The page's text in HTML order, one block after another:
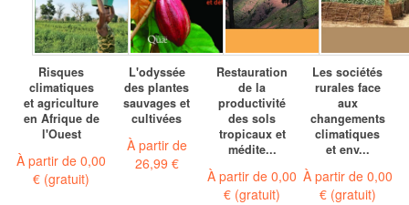
Risques
climatiques
et agriculture
en Afrique de
l'Ouest
À partir de0,00
€ (gratuit)
L'odyssée
des plantes
sauvages et
cultivées
À partir de
26,99 €
Restauration
de la
productivité
des sols
tropicaux et
médite...
À partir de0,00
€ (gratuit)
Les sociétés
rurales face
aux
changements
climatiques
et env...
À partir de 0,00
€ (gratuit)